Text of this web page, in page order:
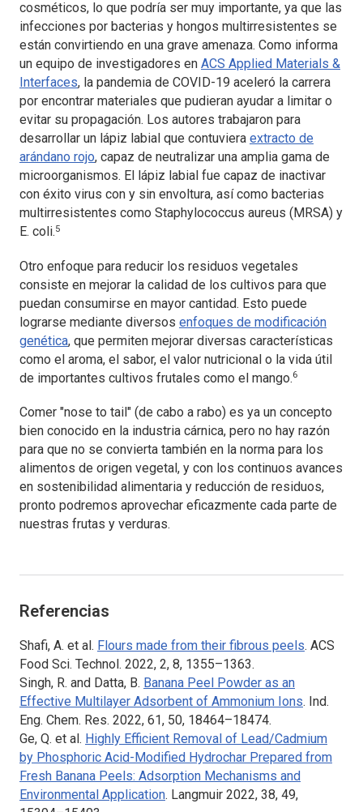
cosméticos, lo que podría ser muy importante, ya que las
infecciones por bacterias y hongos multirresistentes se
están convirtiendo en una grave amenaza. Como informa
un equipo de investigadores en ACS Applied Materials &
Interfaces, la pandemia de COVID-19 aceleró la carrera
por encontrar materiales que pudieran ayudar a limitar o
evitar su propagación. Los autores trabajaron para
desarrollar un lápiz labial que contuviera extracto de
arándano rojo, capaz de neutralizar una amplia gama de
microorganismos. El lápiz labial fue capaz de inactivar
con éxito virus con y sin envoltura, así como bacterias
multirresistentes como Staphylococcus aureus (MRSA) y
E. coli.5
Otro enfoque para reducir los residuos vegetales
consiste en mejorar la calidad de los cultivos para que
puedan consumirse en mayor cantidad. Esto puede
lograrse mediante diversos enfoques de modificación
genética, que permiten mejorar diversas características
como el aroma, el sabor, el valor nutricional o la vida útil
de importantes cultivos frutales como el mango.6
Comer "nose to tail" (de cabo a rabo) es ya un concepto
bien conocido en la industria cárnica, pero no hay razón
para que no se convierta también en la norma para los
alimentos de origen vegetal, y con los continuos avances
en sostenibilidad alimentaria y reducción de residuos,
pronto podremos aprovechar eficazmente cada parte de
nuestras frutas y verduras.
Referencias
Shafi, A. et al. Flours made from their fibrous peels. ACS
Food Sci. Technol. 2022, 2, 8, 1355–1363.
Singh, R. and Datta, B. Banana Peel Powder as an
Effective Multilayer Adsorbent of Ammonium Ions. Ind.
Eng. Chem. Res. 2022, 61, 50, 18464–18474.
Ge, Q. et al. Highly Efficient Removal of Lead/Cadmium
by Phosphoric Acid-Modified Hydrochar Prepared from
Fresh Banana Peels: Adsorption Mechanisms and
Environmental Application. Langmuir 2022, 38, 49,